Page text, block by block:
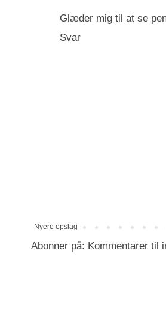
Glæder mig til at se
Svar
Nyere opslag
Abonner på: Kommentarer til